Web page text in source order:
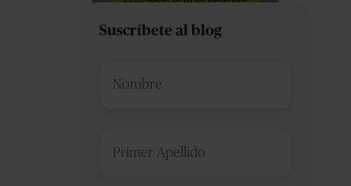
Suscríbete al blog
Apellido*